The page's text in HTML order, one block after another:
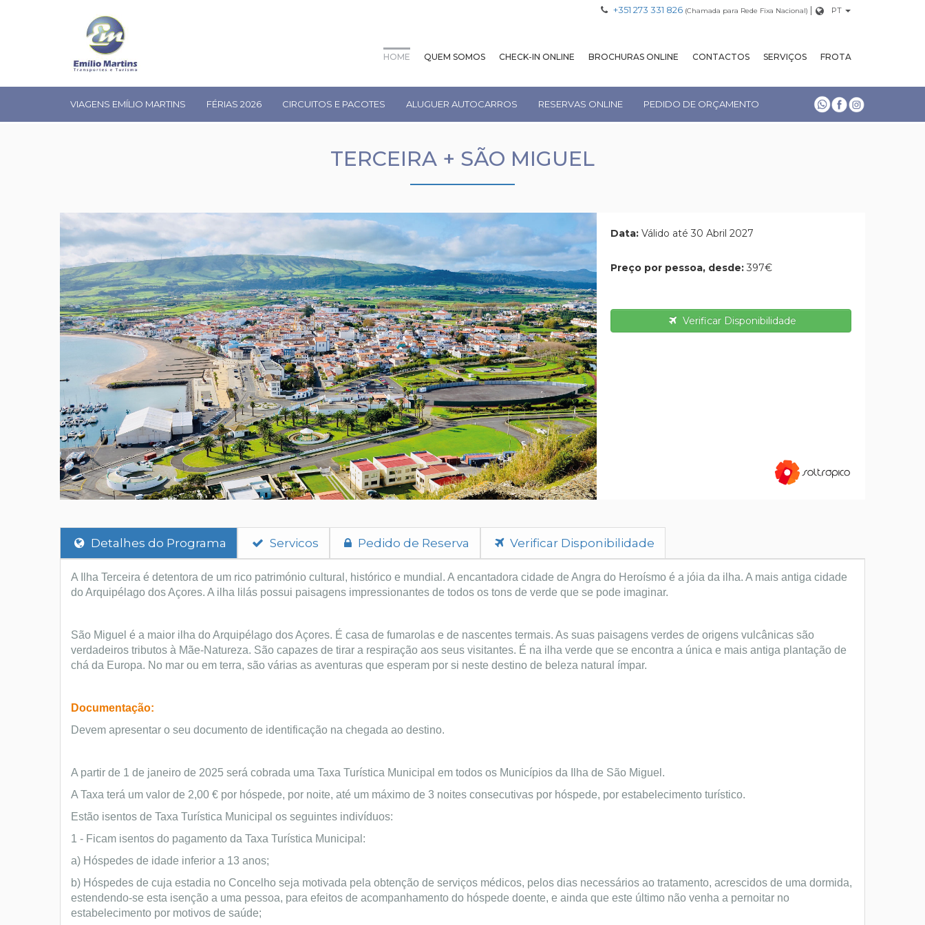
+351 273 331 826 (Chamada para Rede Fixa Nacional) | PT
HOME QUEM SOMOS CHECK-IN ONLINE BROCHURAS ONLINE CONTACTOS SERVIÇOS FROTA
VIAGENS EMÍLIO MARTINS FÉRIAS 2026 CIRCUITOS E PACOTES ALUGUER AUTOCARROS RESERVAS ONLINE PEDIDO DE ORÇAMENTO
TERCEIRA + SÃO MIGUEL
Data: Válido até 30 Abril 2027
Preço por pessoa, desde: 397€
Verificar Disponibilidade
Detalhes do Programa Servicos Pedido de Reserva Verificar Disponibilidade
A Ilha Terceira é detentora de um rico património cultural, histórico e mundial. A encantadora cidade de Angra do Heroísmo é a jóia da ilha. A mais antiga cidade
do Arquipélago dos Açores. A ilha lilás possui paisagens impressionantes de todos os tons de verde que se pode imaginar.
São Miguel é a maior ilha do Arquipélago dos Açores. É casa de fumarolas e de nascentes termais. As suas paisagens verdes de origens vulcânicas são
verdadeiros tributos à Mãe-Natureza. São capazes de tirar a respiração aos seus visitantes. É na ilha verde que se encontra a única e mais antiga plantação de
chá da Europa. No mar ou em terra, são várias as aventuras que esperam por si neste destino de beleza natural ímpar.
Documentação:
Devem apresentar o seu documento de identificação na chegada ao destino.
A partir de 1 de janeiro de 2025 será cobrada uma Taxa Turística Municipal em todos os Municípios da Ilha de São Miguel.
A Taxa terá um valor de 2,00 € por hóspede, por noite, até um máximo de 3 noites consecutivas por hóspede, por estabelecimento turístico.
Estão isentos de Taxa Turística Municipal os seguintes indivíduos:
1 - Ficam isentos do pagamento da Taxa Turística Municipal:
a) Hóspedes de idade inferior a 13 anos;
b) Hóspedes de cuja estadia no Concelho seja motivada pela obtenção de serviços médicos, pelos dias necessários ao tratamento, acrescidos de uma dormida,
estendendo-se esta isenção a uma pessoa, para efeitos de acompanhamento do hóspede doente, e ainda que este último não venha a pernoitar no
estabelecimento por motivos de saúde;